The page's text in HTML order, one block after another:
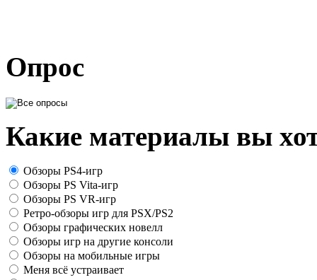
Опрос
Какие материалы вы
Обзоры PS4-игр
Обзоры PS Vita-игр
Обзоры PS VR-игр
Ретро-обзоры игр для PSX/PS2
Обзоры графических новелл
Обзоры игр на другие консоли
Обзоры на мобильные игры
Меня всё устраивает